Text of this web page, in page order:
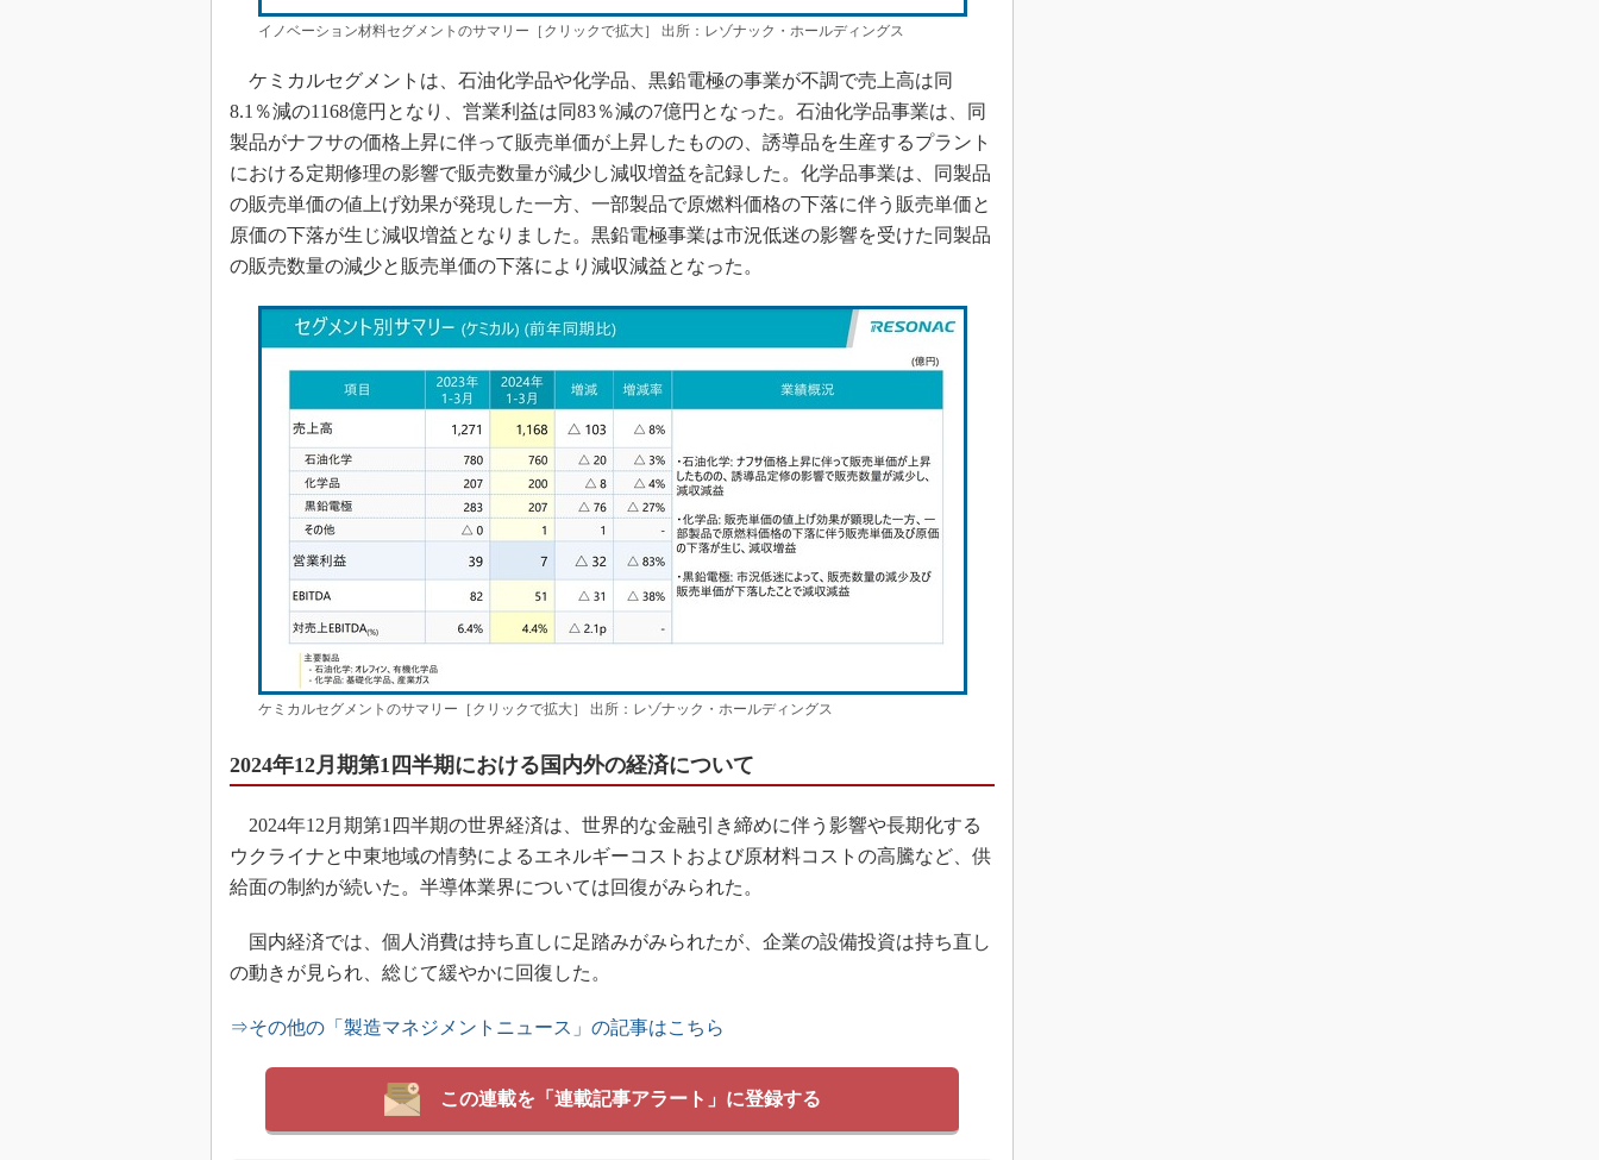
イノベーション材料セグメントのサマリー［クリックで拡大］ 出所：レゾナック・ホールディングス
ケミカルセグメントは、石油化学品や化学品、黒鉛電極の事業が不調で売上高は同
8.1％減の1168億円となり、営業利益は同83％減の7億円となった。石油化学品事業は、同
製品がナフサの価格上昇に伴って販売単価が上昇したものの、誘導品を生産するプラント
における定期修理の影響で販売数量が減少し減収増益を記録した。化学品事業は、同製品
の販売単価の値上げ効果が発現した一方、一部製品で原燃料価格の下落に伴う販売単価と
原価の下落が生じ減収増益となりました。黒鉛電極事業は市況低迷の影響を受けた同製品
の販売数量の減少と販売単価の下落により減収減益となった。
ケミカルセグメントのサマリー［クリックで拡大］ 出所：レゾナック・ホールディングス
2024年12月期第1四半期における国内外の経済について
2024年12月期第1四半期の世界経済は、世界的な金融引き締めに伴う影響や長期化する
ウクライナと中東地域の情勢によるエネルギーコストおよび原材料コストの高騰など、供
給面の制約が続いた。半導体業界については回復がみられた。
国内経済では、個人消費は持ち直しに足踏みがみられたが、企業の設備投資は持ち直し
の動きが見られ、総じて緩やかに回復した。
⇒その他の「製造マネジメントニュース」の記事はこちら
この連載を「連載記事アラート」に登録する